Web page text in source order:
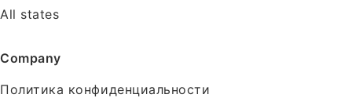
All states
Company
Политика конфиденциальности